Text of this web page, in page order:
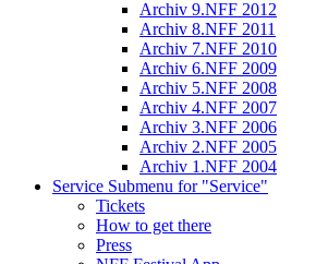
Archiv 9.NFF 2012
Archiv 8.NFF 2011
Archiv 7.NFF 2010
Archiv 6.NFF 2009
Archiv 5.NFF 2008
Archiv 4.NFF 2007
Archiv 3.NFF 2006
Archiv 2.NFF 2005
Archiv 1.NFF 2004
Service Submenu for "Service"
Tickets
How to get there
Press